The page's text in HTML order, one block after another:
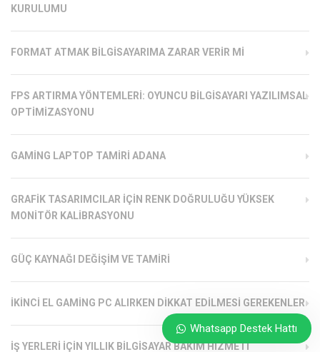
KURULUMU
FORMAT ATMAK BILGISAYARIMA ZARAR VERIR MI
FPS ARTIRMA YÖNTEMLERI: OYUNCU BILGISAYARI YAZILIMSAL
OPTIMIZASYONU
GAMING LAPTOP TAMIRI ADANA
GRAFIK TASARIMCILAR İÇIN RENK DOĞRULUĞU YÜKSEK
MONITÖR KALIBRASYONU
GÜÇ KAYNAĞI DEĞIŞIM VE TAMIRI
İKINCI EL GAMING PC ALIRKEN DIKKAT EDILMESI GEREKENLER
İŞ YERLERI İÇIN YILLIK BILGISAYAR BAKIM HIZMETI
Whatsapp Destek Hattı